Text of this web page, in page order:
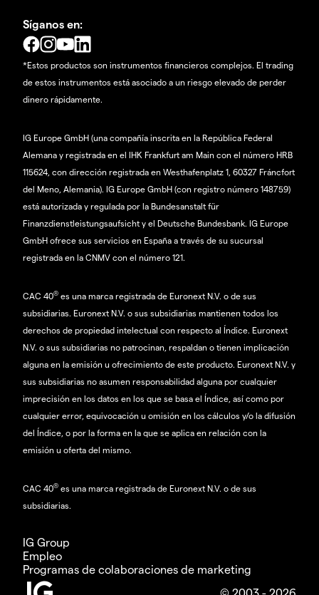
Síganos en:
*Estos productos son instrumentos financieros complejos. El trading
de estos instrumentos está asociado a un riesgo elevado de perder
dinero rápidamente.
IG Europe GmbH (una compañía inscrita en la República Federal
Alemana y registrada en el IHK Frankfurt am Main con el número HRB
115624, con dirección registrada en Westhafenplatz 1, 60327 Fráncfort
del Meno, Alemania). IG Europe GmbH (con registro número 148759)
está autorizada y regulada por la Bundesanstalt für
Finanzdienstleistungsaufsicht y el Deutsche Bundesbank. IG Europe
GmbH ofrece sus servicios en España a través de su sucursal
registrada en la CNMV con el número 121.
CAC 40® es una marca registrada de Euronext N.V. o de sus
subsidiarias. Euronext N.V. o sus subsidiarias mantienen todos los
derechos de propiedad intelectual con respecto al Índice. Euronext
N.V. o sus subsidiarias no patrocinan, respaldan o tienen implicación
alguna en la emisión u ofrecimiento de este producto. Euronext N.V. y
sus subsidiarias no asumen responsabilidad alguna por cualquier
imprecisión en los datos en los que se basa el Índice, así como por
cualquier error, equivocación u omisión en los cálculos y/o la difusión
del Índice, o por la forma en la que se aplica en relación con la
emisión u oferta del mismo.
CAC 40® es una marca registrada de Euronext N.V. o de sus
subsidiarias.
IG Group
Empleo
Programas de colaboraciones de marketing
© 2003 - 2026